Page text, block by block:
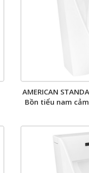
AMERICAN
Bồn tiểu nam